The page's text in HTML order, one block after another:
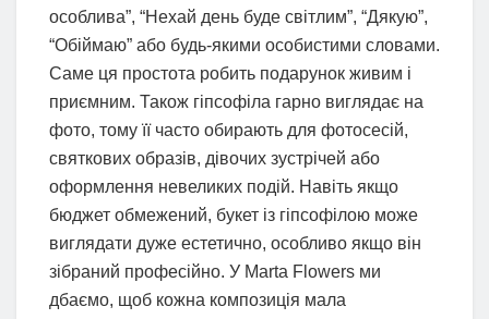
особлива”, “Нехай день буде світлим”, “Дякую”,
“Обіймаю” або будь-якими особистими словами.
Саме ця простота робить подарунок живим і
приємним. Також гіпсофіла гарно виглядає на
фото, тому її часто обирають для фотосесій,
святкових образів, дівочих зустрічей або
оформлення невеликих подій. Навіть якщо
бюджет обмежений, букет із гіпсофілою може
виглядати дуже естетично, особливо якщо він
зібраний професійно. У Marta Flowers ми
дбаємо, щоб кожна композиція мала